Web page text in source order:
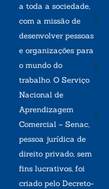
a toda a sociedade,
com a missão de
desenvolver pessoas
e organizações para
o mundo do
trabalho. O Serviço
Nacional de
Aprendizagem
Comercial – Senac,
pessoa jurídica de
direito privado, sem
fins lucrativos, foi
criado pelo Decreto-